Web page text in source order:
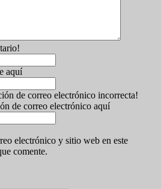
aquí
de correo electrónico incorrecta!
de correo electrónico aquí
electrónico y sitio web en este
comente.